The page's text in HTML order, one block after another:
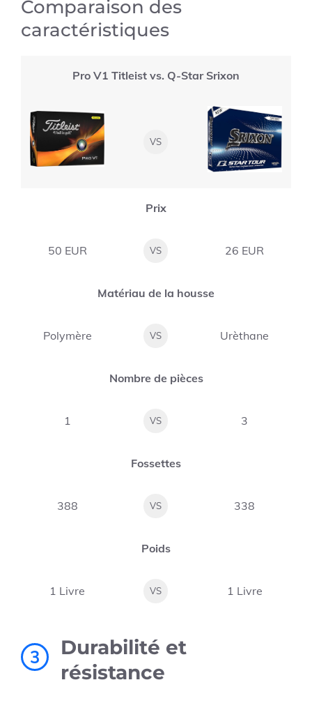
Comparaison des
caractéristiques
Pro V1 Titleist vs. Q-Star Srixon
VS
Prix
50 EUR VS 26 EUR
Matériau de la housse
Polymère VS Urèthane
Nombre de pièces
1 VS 3
Fossettes
388 VS 338
Poids
1 Livre VS 1 Livre
3
Durabilité et
résistance